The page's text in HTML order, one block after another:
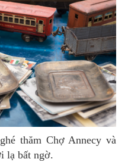
lạ bất ngờ.